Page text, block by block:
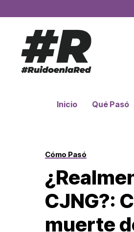
Inicio Qué Pasó
Cómo Pasó
CJNG?:
muerte